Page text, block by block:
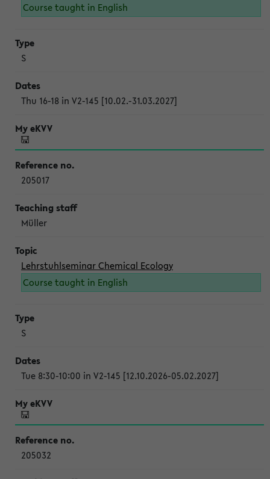
Course taught in English
S
Thu 16-18 in V2-145 [10.02.-31.03.2027]
205017
Müller
Lehrstuhlseminar Chemical Ecology
Course taught in English
S
Tue 8:30-10:00 in V2-145 [12.10.2026-05.02.2027]
205032